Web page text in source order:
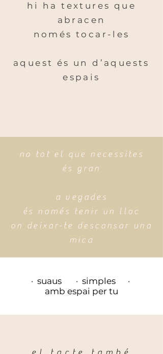
hi ha textures que
abracen
només tocar-les
aquest és un d’aquests
espais
no tot el que necessites
és gran
a vegades
és només tenir un lloc
on deixar-te descansar una
mica
· suaus · simples ·
amb espai per tu